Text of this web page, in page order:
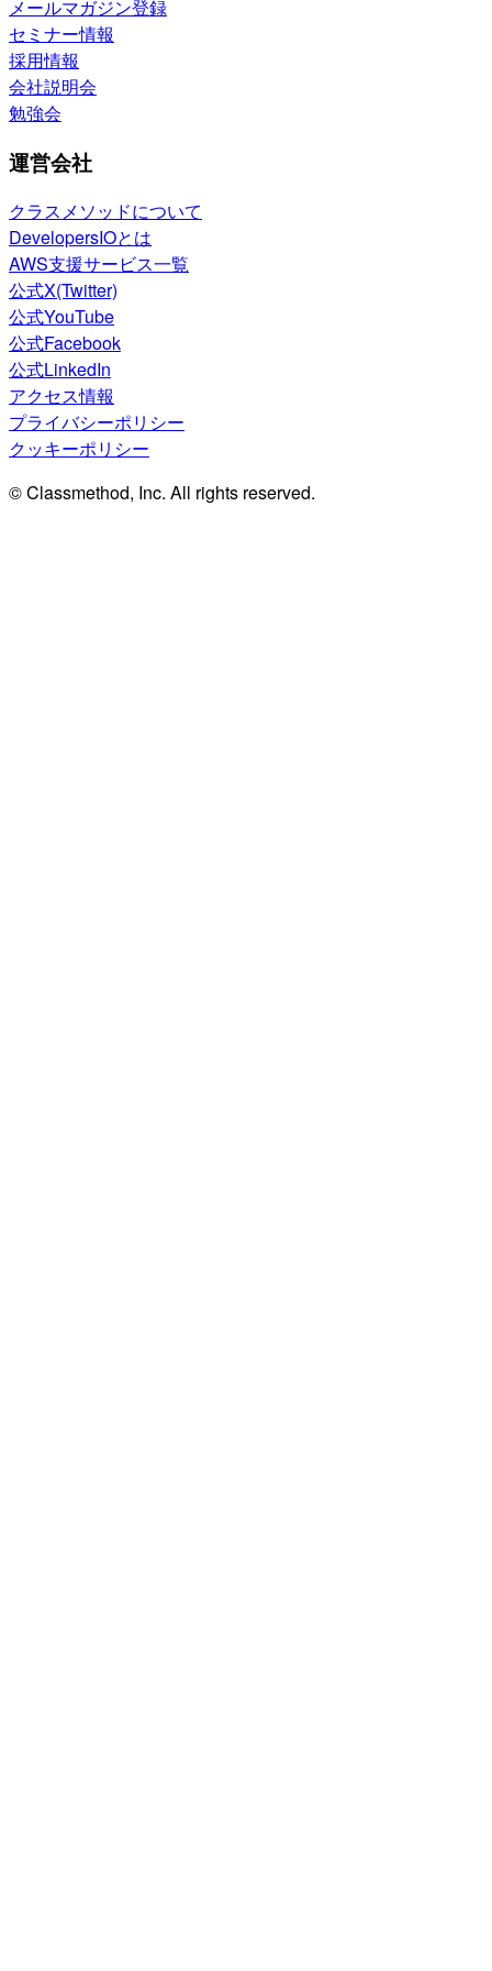
メールマガジン登録
セミナー情報
採用情報
会社説明会
勉強会
運営会社
クラスメソッドについて
DevelopersIOとは
AWS支援サービス一覧
公式X(Twitter)
公式YouTube
公式Facebook
公式LinkedIn
アクセス情報
プライバシーポリシー
クッキーポリシー
© Classmethod, Inc. All rights reserved.